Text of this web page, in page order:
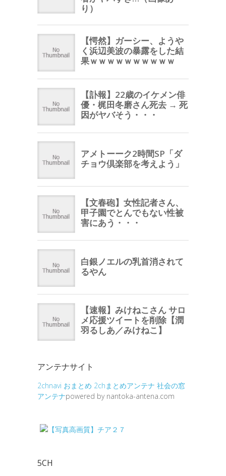
アンテナサイト
2chnavi おまとめ 2chまとめアンテナ 社会の窓
アンテナpowered by nantoka-antena.com
5CH